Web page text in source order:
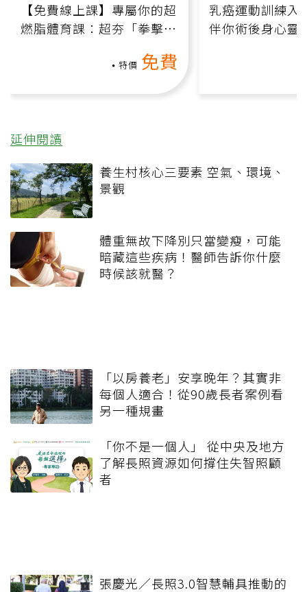
【免費線上課】專屬你的超
燃脂體育課：超夯「拳擊有
特價 免費
乳癌運動訓練入
伴你術後身心靈
延伸閱讀
養生村核心三要素 空氣、環境、
景觀
體重無故下降別只當變瘦，可能
暗藏這些疾病！醫師告訴你什麼
時候該就醫？
「以房養老」安享晚年？其實非
每個人適合！從90歲長者案例看
另一種規畫
「你不是一個人」 從中央及地方
了解長照資源如何撐住失智照顧
者
張慶光／長照3.0智慧輔具推動的